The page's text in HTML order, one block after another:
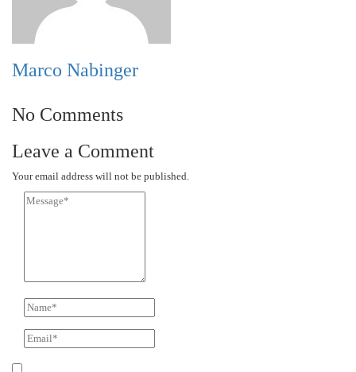
Marco Nabinger
No Comments
Leave a Comment
Your email address will not be published.